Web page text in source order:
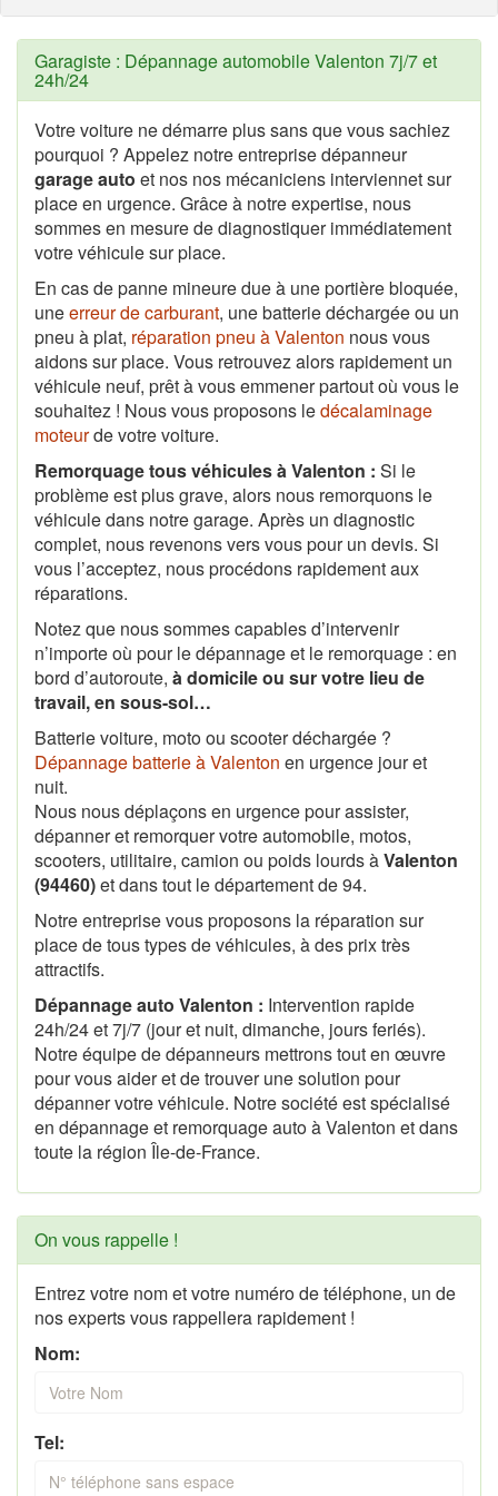
Garagiste : Dépannage automobile Valenton 7j/7 et
24h/24
Votre voiture ne démarre plus sans que vous sachiez
pourquoi ? Appelez notre entreprise dépanneur
garage auto et nos nos mécaniciens interviennet sur
place en urgence. Grâce à notre expertise, nous
sommes en mesure de diagnostiquer immédiatement
votre véhicule sur place.
En cas de panne mineure due à une portière bloquée,
uneerreur de carburant, une batterie déchargée ou un
pneu à plat, réparation pneu à Valenton nous vous
aidons sur place. Vous retrouvez alors rapidement un
véhicule neuf, prêt à vous emmener partout où vous le
souhaitez ! Nous vous proposons ledécalaminage
moteurde votre voiture.
Remorquage tous véhicules à Valenton : Si le
problème est plus grave, alors nous remorquons le
véhicule dans notre garage. Après un diagnostic
complet, nous revenons vers vous pour un devis. Si
vous l’acceptez, nous procédons rapidement aux
réparations.
Notez que nous sommes capables d’intervenir
n’importe où pour le dépannage et le remorquage : en
bord d’autoroute, à domicile ou sur votre lieu de
travail, en sous-sol…
Batterie voiture, moto ou scooter déchargée ?
Dépannage batterie à Valenton en urgence jour et
nuit.
Nous nous déplaçons en urgence pour assister,
dépanner et remorquer votre automobile, motos,
scooters, utilitaire, camion ou poids lourds àValenton
(94460)et dans tout le département de 94.
Notre entreprise vous proposons la réparation sur
place de tous types de véhicules, à des prix très
attractifs.
Dépannage auto Valenton : Intervention rapide
24h/24 et 7j/7 (jour et nuit, dimanche, jours feriés).
Notre équipe de dépanneurs mettrons tout en œuvre
pour vous aider et de trouver une solution pour
dépanner votre véhicule. Notre société est spécialisé
en dépannage et remorquage auto à Valenton et dans
toute la région Île-de-France.
On vous rappelle !
Entrez votre nom et votre numéro de téléphone, un de
nos experts vous rappellera rapidement !
Nom:
Tel: